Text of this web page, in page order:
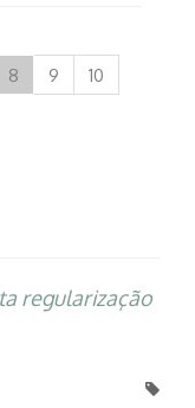
8 9
10
regularização